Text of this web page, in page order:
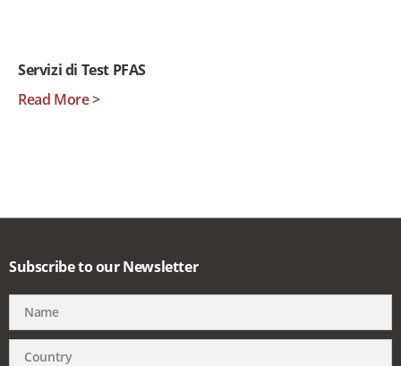
Servizi di Test PFAS
Read More >
Subscribe to our Newsletter